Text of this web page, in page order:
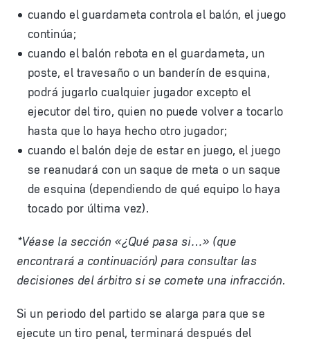
cuando el guardameta controla el balón, el juego
continúa;
cuando el balón rebota en el guardameta, un
poste, el travesaño o un banderín de esquina,
podrá jugarlo cualquier jugador excepto el
ejecutor del tiro, quien no puede volver a tocarlo
hasta que lo haya hecho otro jugador;
cuando el balón deje de estar en juego, el juego
se reanudará con un saque de meta o un saque
de esquina (dependiendo de qué equipo lo haya
tocado por última vez).
*Véase la sección «¿Qué pasa si…» (que
encontrará a continuación) para consultar las
decisiones del árbitro si se comete una infracción.
Si un periodo del partido se alarga para que se
ejecute un tiro penal, terminará después del